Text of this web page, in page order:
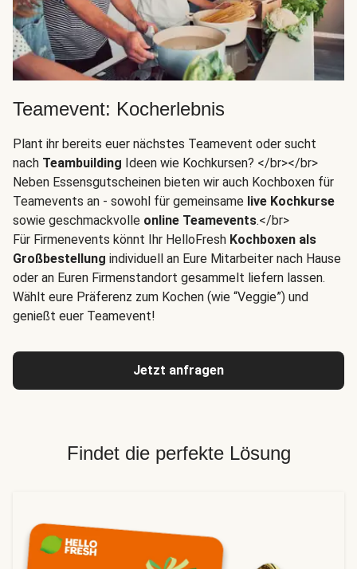
Teamevent: Kocherlebnis
Plant ihr bereits euer nächstes Teamevent oder sucht
nach Teambuilding Ideen wie Kochkursen? </br></br>
Neben Essensgutscheinen bieten wir auch Kochboxen für
Teamevents an - sowohl für gemeinsame live Kochkurse
sowie geschmackvolle online Teamevents.</br>
Für Firmenevents könnt Ihr HelloFresh Kochboxen als
Großbestellung individuell an Eure Mitarbeiter nach Hause
oder an Euren Firmenstandort gesammelt liefern lassen.
Wählt eure Präferenz zum Kochen (wie “Veggie”) und
genießt euer Teamevent!
Jetzt anfragen
Findet die perfekte Lösung